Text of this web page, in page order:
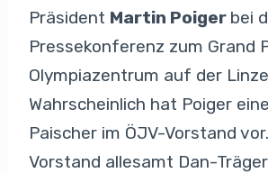
Präsident Martin Poiger bei
Pressekonferenz zum Grand
Olympiazentrum auf der
Wahrscheinlich hat Poiger
Paischer im ÖJV-Vorstand
Vorstand allesamt Dan-